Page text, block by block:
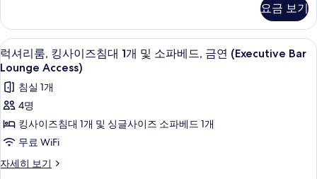
연
(Executive
Bar
Lounge
Access)
사
진
모
두
드,
금
연
(Executive
Bar
Lounge
Access)
자
세
히
기
대
개,
금
연
사
진
모
두
킹
사
이
즈
대
금
연
세
요금 보기
럭
셔
리
룸,
킹
사
이
11
럭셔리룸, 킹사이즈침대 1개 및 소파베드, 금연 (Executive Bar
Lounge Access)
침실 1개
4명
킹사이즈침대 1개 및 싱글사이즈 소파베드 1개
무료 WiFi
자세히 보기
럭